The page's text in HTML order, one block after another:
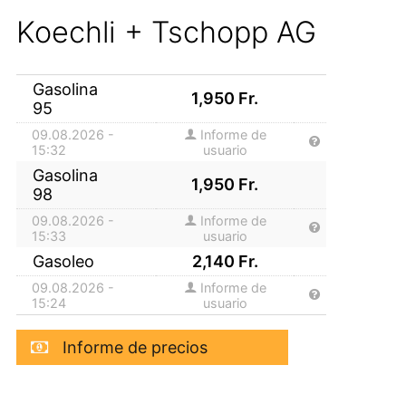
Koechli + Tschopp AG
Gasolina
95
1,950 Fr.
09.08.2026 -
15:32
Informe de
usuario
Gasolina
98
1,950 Fr.
09.08.2026 -
15:33
Informe de
usuario
Gasoleo 2,140 Fr.
09.08.2026 -
15:24
Informe de
usuario
Informe de precios